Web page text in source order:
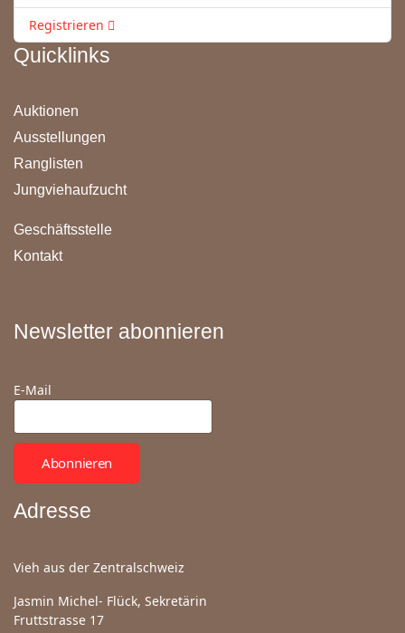
Adresse
Vieh aus der Zentralschweiz
Jasmin Michel- Flück, Sekretärin
Fruttstrasse 17
Newsletter abonnieren
E-Mail
Abonnieren
Quicklinks
Auktionen
Ausstellungen
Ranglisten
Jungviehaufzucht
Geschäftsstelle
Kontakt
Registrieren